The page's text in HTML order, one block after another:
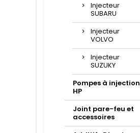
Injecteur
SUBARU
Injecteur
VOLVO
Injecteur
SUZUKY
Pompes à injection
HP
Joint pare-feu et
accessoires